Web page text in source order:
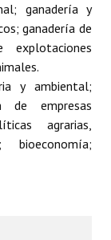
ganadería y
ganadería de
y ambiental;
de empresas
agrarias,
bioeconomía;